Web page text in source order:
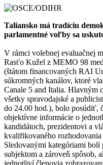
Taliansko má tradíciu
parlamentné voľby sa
V rámci volebnej evaluačnej
Rasťo Kužel z MEMO 98
(štátom financovaných RAI
súkromných kanálov, ktoré
Canale 5 and Italia. Hlavným
všetky spravodajské a
do 24.00 hod.), bolo posúdiť,
objektívne informácie o
kandidátoch, prezidentovi a
kvalifikovaného
Sledovanými kategóriami boli
subjektom a zároveň spôsob,
jednotliví členovia